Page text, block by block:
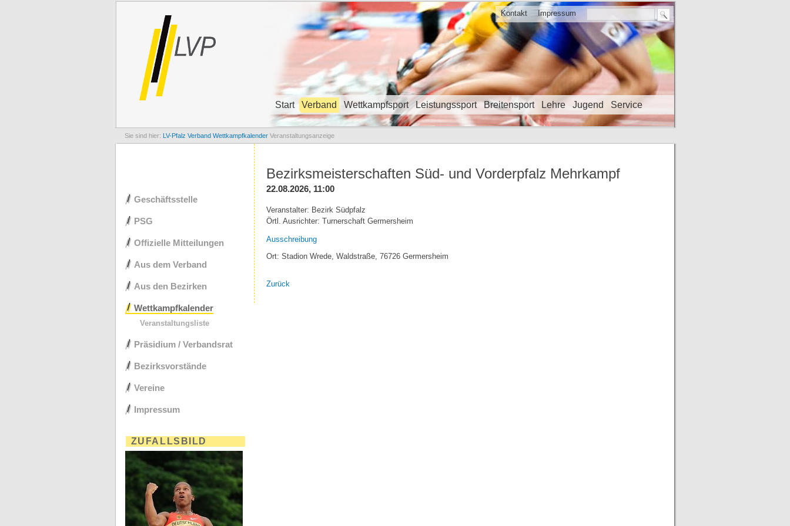
Kontakt Impressum
Navigation überspringen
Start Verband Wettkampfsport Leistungssport Breitensport Lehre Jugend Service
LV-Pfalz Verband Wettkampfkalender Veranstaltungsanzeige
Bezirksmeisterschaften Süd- und Vorderpfalz Mehrkampf
22.08.2026, 11:00
Veranstalter: Bezirk Südpfalz
Örtl. Ausrichter: Turnerschaft Germersheim
Ausschreibung
Ort: Stadion Wrede, Waldstraße, 76726 Germersheim
Zurück
Navigation
überspringen
Geschäftsstelle
PSG
Offizielle Mitteilungen
Aus dem Verband
Aus den Bezirken
Wettkampfkalender
Veranstaltungsliste
Präsidium / Verbandsrat
Bezirksvorstände
Vereine
Impressum
ZUFALLSBILD